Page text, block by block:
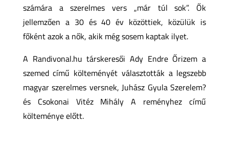
számára a szerelmes vers „már túl sok”. Ők
jellemzően a 30 és 40 év közöttiek, közülük is
főként azok a nők, akik még sosem kaptak ilyet.
A Randivonal.hu társkeresői Ady Endre Őrizem a
szemed című költeményét választották a legszebb
magyar szerelmes versnek, Juhász Gyula Szerelem?
és Csokonai Vitéz Mihály A reményhez című
költeménye előtt.